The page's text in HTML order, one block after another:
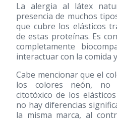
La alergia al látex
presencia de muchos
que cubre los elásticos
de estas proteínas. Es
completamente
interactuar con la comida
Cabe mencionar que el
los colores neón, no
citotóxico de los
no hay diferencias
la misma marca, al